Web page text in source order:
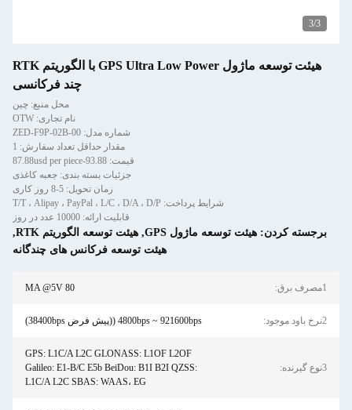
هیئت توسعه ماژول GPS Ultra Low Power با الگوریتم RTK
چند فرکانسی
محل منبع: چین
نام تجاری: OTW
شماره مدل: ZED-F9P-02B-00
مقدار حداقل تعداد سفارش: 1
قیمت: 93.88-87.88usd per piece
جزئیات بسته بندی: جعبه کاغذی
زمان تحویل: 5-8 روز کاری
شرایط پرداخت: T/T ، Alipay ، PayPal ، L/C ، D/A ، D/P
قابلیت ارائه: 10000 عدد در روز
برجسته کردن:هیئت توسعه ماژول GPS ,هیئت توسعه الگوریتم RTK
,
هیئت توسعه فرکانس های چندگانه
4800bps ~ 921600bps ((پیش فرض 38400bps)
GPS: L1C/A L2C GLONASS: L1OF L2OF
Galileo: E1-B/C E5b BeiDou: B1I B2I QZSS:
L1C/A L2C SBAS: WAAS، EG